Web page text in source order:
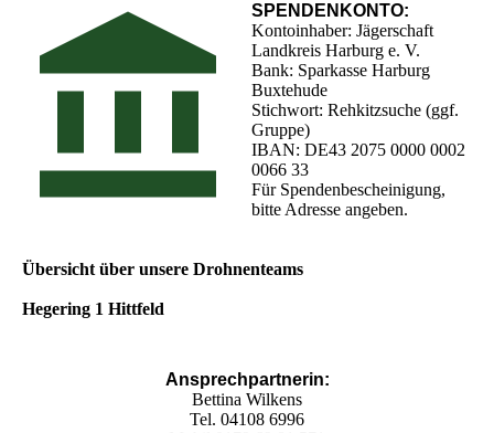
SPENDENKONTO:
Kontoinhaber: Jägerschaft
Landkreis Harburg e. V.
Bank: Sparkasse Harburg
Buxtehude
Stichwort: Rehkitzsuche (ggf.
Gruppe)
IBAN: DE43 2075 0000 0002
0066 33
Für Spendenbescheinigung,
bitte Adresse angeben.
Übersicht über unsere Drohnenteams
Hegering 1 Hittfeld
Ansprechpartnerin:
Bettina Wilkens
Tel. 04108 6996